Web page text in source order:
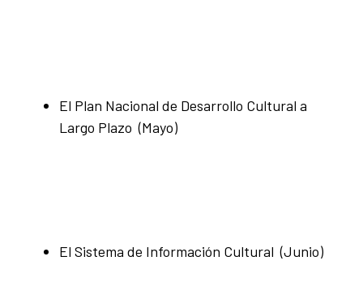
El Plan Nacional de Desarrollo Cultural a
Largo Plazo (Mayo)
El Sistema de Información Cultural (Junio)